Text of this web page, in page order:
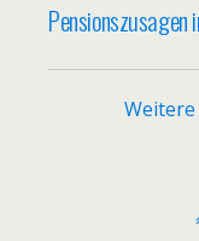
Pensionszusagen